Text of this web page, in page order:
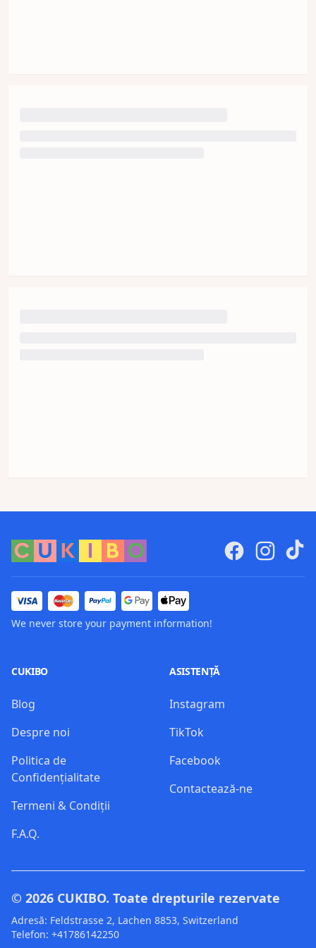
We never store your payment information!
CUKIBO
Blog
Despre noi
Politica de
Confidențialitate
Termeni & Condiții
F.A.Q.
ASISTENȚĂ
Instagram
TikTok
Facebook
Contactează-ne
© 2026 CUKIBO. Toate drepturile rezervate
Adresă: Feldstrasse 2, Lachen 8853, Switzerland
Telefon: +41786142250